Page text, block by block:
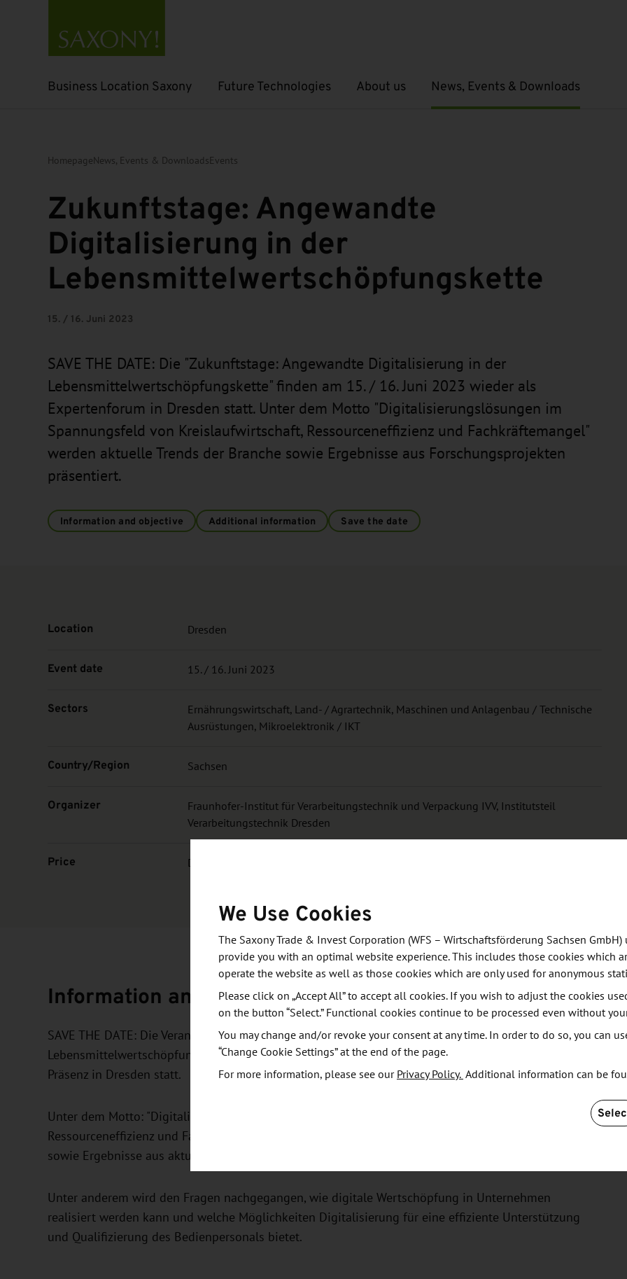
Business Location Saxony
Open submenu Future Technologies
Open submenu About us
Open submenu News, Events & Downloads
Open submenu
Homepage News, Events & Downloads Events
Zukunftstage: Angewandte
Digitalisierung in der
Lebensmittelwertschöpfungskette
15. / 16. Juni 2023
SAVE THE DATE: Die "Zukunftstage: Angewandte Digitalisierung in der
Lebensmittelwertschöpfungskette" finden am 15. / 16. Juni 2023 wieder als
Expertenforum in Dresden statt. Unter dem Motto "Digitalisierungslösungen im
Spannungsfeld von Kreislaufwirtschaft, Ressourceneffizienz und Fachkräftemangel"
werden aktuelle Trends der Branche sowie Ergebnisse aus Forschungsprojekten
präsentiert.
Information and objective Additional information Save the date
Location Dresden
Event date 15. / 16. Juni 2023
Sectors
Ernährungswirtschaft, Land- / Agrartechnik, Maschinen und Anlagenbau / Technische
Ausrüstungen, Mikroelektronik / IKT
Country/Region Sachsen
Organizer
Fraunhofer-Institut für Verarbeitungstechnik und Verpackung IVV, Institutsteil
Verarbeitungstechnik Dresden
Price Die Kosten entnehmen Sie bitte den Veranstaltungsinformationen.
Information and objective
SAVE THE DATE: Die Veranstaltung "Zukunftstage: Angewandte Digitalisierung in der
Lebensmittelwertschöpfungskette" findet am 15. und 16. Juni 2023 wieder als Expertenforum in
Präsenz in Dresden statt.
Unter dem Motto: "Digitalisierungslösungen im Spannungsfeld von Kreislaufwirtschaft,
Ressourceneffizienz und Fachkräftemangel" werden aktuelle Trends und Innovationen der Branche
sowie Ergebnisse aus aktuellen Forschungsprojekten präsentiert.
Unter anderem wird den Fragen nachgegangen, wie digitale Wertschöpfung in Unternehmen
realisiert werden kann und welche Möglichkeiten Digitalisierung für eine effiziente Unterstützung
und Qualifizierung des Bedienpersonals bietet.
We Use Cookies
The Saxony Trade & Invest Corporation (WFS – Wirtschaftsförderung Sachsen GmbH)
provide you with an optimal website experience. This includes those cookies which
operate the website as well as those cookies which are only used for anonymous
Please click on „Accept All” to accept all cookies. If you wish to adjust the cookies
on the button “Select.” Functional cookies continue to be processed even without
You may change and/or revoke your consent at any time. In order to do so, you can
“Change Cookie Settings” at the end of the page.
For more information, please see our Privacy Policy. Additional information can be